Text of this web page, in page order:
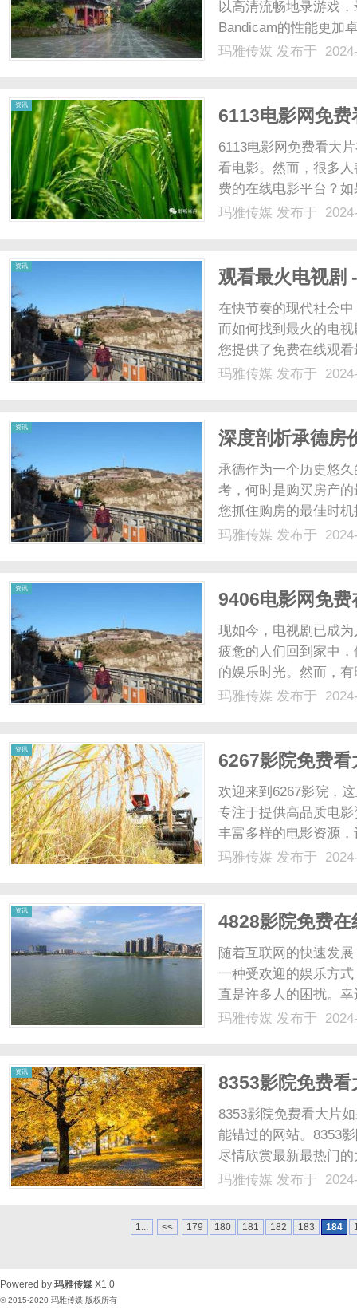
以高清流畅地录游戏
Bandicam的性能更加
更小。下载免费版，
玛雅传媒 发布于
资讯
6113电影网免费
6113电影网免费看大
看电影。然而，很多
费的在线电影平台？
你最好的选择。6113
玛雅传媒 发布于
资讯
观看最火电视剧
在快节奏的现代社会
而如何找到最火的电
您提供了免费在线观
质量在线观影服务的
玛雅传媒 发布于
资讯
深度剖析承德房
承德作为一个历史悠
考，何时是购买房产
您抓住购房的最佳时
势。近年来，承德房
玛雅传媒 发布于
资讯
9406电影网免
现如今，电视剧已成
疲惫的人们回到家中
的娱乐时光。然而，
观看到自己喜欢的剧
玛雅传媒 发布于
资讯
6267影院免费看
欢迎来到6267影院，
专注于提供高品质电
丰富多样的电影资源
6267影院，您可以免
玛雅传媒 发布于
资讯
4828影院免费
随着互联网的快速发
一种受欢迎的娱乐方
直是许多人的困扰。
为观众提供免费的最
玛雅传媒 发布于
资讯
8353影院免费看
8353影院免费看大片
能错过的网站。8353
尽情欣赏最新最热门
会员费用或订阅费用
备上随时收看你喜爱
玛雅传媒 发布于
1... << 179 180 181 182 183 184
Powered by 玛雅传媒 X1.0
© 2015-2020 玛雅传媒 版权所有